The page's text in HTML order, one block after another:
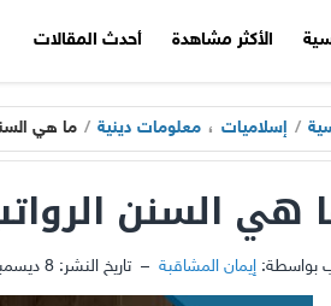
الأكثر مشاهدة أحدث المقالات
/ إسلاميات ، معلومات دينية / ما هي
هي السنن
بواسطة: إيمان المشاقبة – تاريخ النشر: 8 ديسمبر 2024 - 8:54ص